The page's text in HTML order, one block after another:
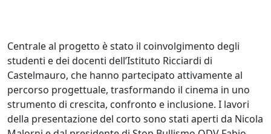
Centrale al progetto è stato il coinvolgimento degli
studenti e dei docenti dell’Istituto Ricciardi di
Castelmauro, che hanno partecipato attivamente al
percorso progettuale, trasformando il cinema in uno
strumento di crescita, confronto e inclusione. I lavori
della presentazione del corto sono stati aperti da Nicola